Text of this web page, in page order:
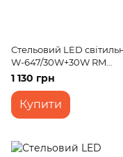
Стельовий LED
W-647/30W+30W RM
WW+NW+CW
1 130 грн
Купити